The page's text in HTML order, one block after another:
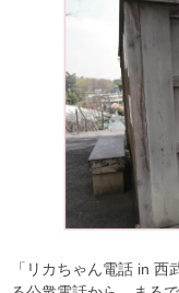
「リカちゃん電話 in